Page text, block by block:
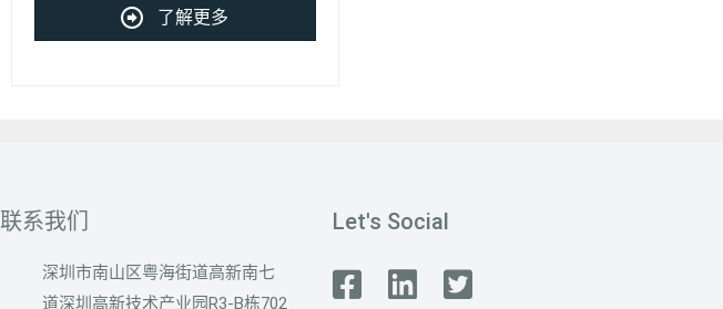
了解更多
联系我们
深圳市南山区粤海街道高新南七
道深圳高新技术产业园R3-B栋702
Let's Social